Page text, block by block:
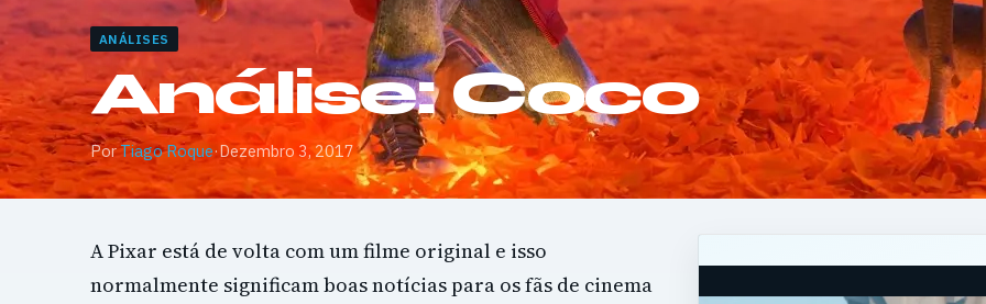
ANÁLISES
Análise: Coco
PorTiago Roque·Dezembro 3, 2017
A Pixar está de volta com um filme original e isso
normalmente significam boas notícias para os fãs de cinema